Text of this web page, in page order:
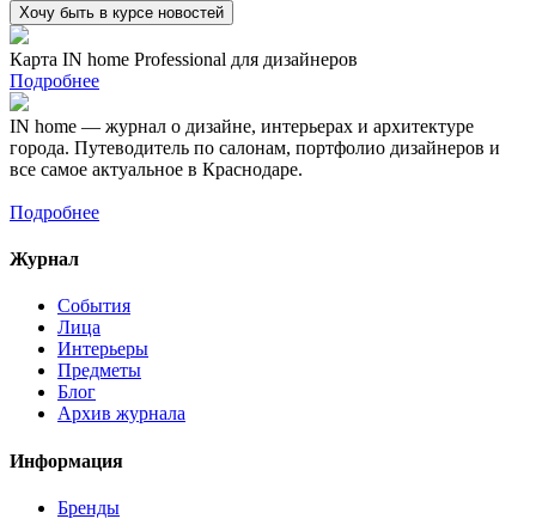
Карта IN home Professional для дизайнеров
Подробнее
IN home — журнал о дизайне, интерьерах и архитектуре
города. Путеводитель по салонам, портфолио дизайнеров и
все самое актуальное в Краснодаре.
Подробнее
Журнал
События
Лица
Интерьеры
Предметы
Блог
Архив журнала
Информация
Бренды